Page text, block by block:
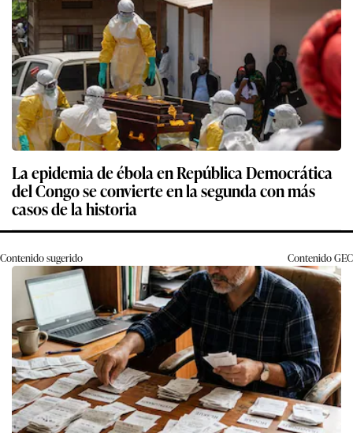
La epidemia de ébola en República Democrática
del Congo se convierte en la segunda con más
casos de la historia
Contenido sugerido ContenidoGEC